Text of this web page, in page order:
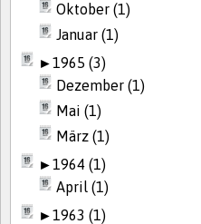
Oktober (1)
Januar (1)
►1965 (3)
Dezember (1)
Mai (1)
März (1)
►1964 (1)
April (1)
►1963 (1)